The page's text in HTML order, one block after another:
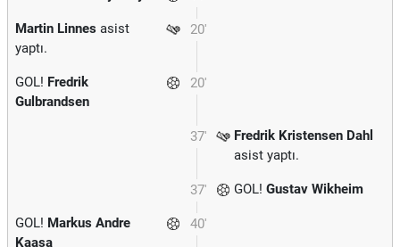
20'
Martin Linnes asist
yaptı.
20'
GOL! Fredrik
Gulbrandsen
37'
Fredrik Kristensen Dahl
asist yaptı.
37' GOL! Gustav Wikheim
40'
GOL! Markus Andre
Kaasa